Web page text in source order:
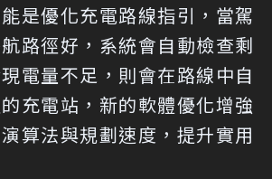
是優化充電路線指引，當駕
路徑好，系統會自動檢查剩
電量不足，則會在路線中自
充電站，新的軟體優化增強
算法與規劃速度，提升實用